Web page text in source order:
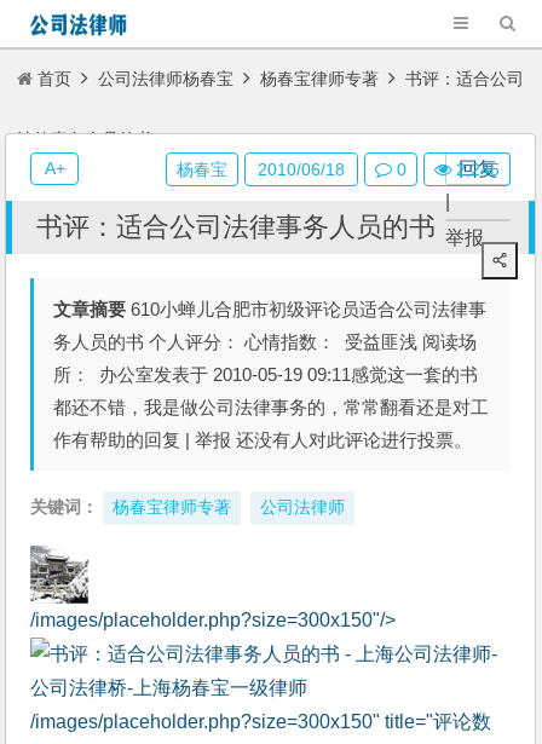
首页 公司法律师杨春宝 杨春宝律师专著 书评：适合公司
法律事务人员的书
书评：适合公司法律事务人员的书
文章摘要 610小蝉儿合肥市初级评论员适合公司法律事
务人员的书 个人评分： 心情指数： 受益匪浅 阅读场
所： 办公室发表于 2010-05-19 09:11感觉这一套的书
都还不错，我是做公司法律事务的，常常翻看还是对工
作有帮助的回复 | 举报 还没有人对此评论进行投票。
关键词： 杨春宝律师专著 公司法律师
/images/placeholder.php?size=300x150"/>
/images/placeholder.php?size=300x150" title="评论数
回复
举报
杨春宝 2010/06/18 0 2,245
A+